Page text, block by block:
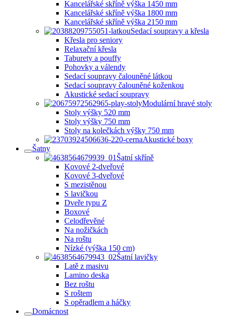
Kancelářské skříně výška 1450 mm
Kancelářské skříně výška 1800 mm
Kancelářské skříně výška 2150 mm
Sedací soupravy a křesla
Křesla pro seniory
Relaxační křesla
Taburety a pouffy
Pohovky a válendy
Sedací soupravy čalouněné látkou
Sedací soupravy čalouněné koženkou
Akustické sedací soupravy
Modulární hravé stoly
Stoly výšky 520 mm
Stoly výšky 750 mm
Stoly na kolečkách výšky 750 mm
Akustické boxy
Šatny
Šatní skříně
Kovové 2-dveřové
Kovové 3-dveřové
S mezistěnou
S lavičkou
Dveře typu Z
Boxové
Celodřevěné
Na nožičkách
Na roštu
Nízké (výška 150 cm)
Šatní lavičky
Latě z masivu
Lamino deska
Bez roštu
S roštem
S opěradlem a háčky
Domácnost